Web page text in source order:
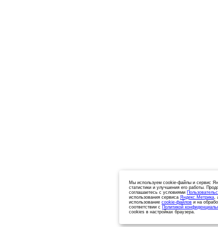
Мы используем cookie-файлы и сервис
статистики и улучшения его работы.
соглашаетесь с условиями
использования сервиса Яндекс.Метрика,
использование cookie-файлов и на
соответствии с Политикой
cookies в настройках браузера.